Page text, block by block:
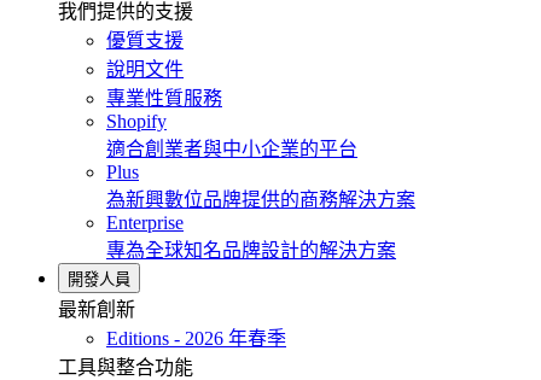
我們提供的支援
優質支援
說明文件
專業性質服務
Shopify
適合創業者與中小企業的平台
Plus
為新興數位品牌提供的商務解決方案
Enterprise
專為全球知名品牌設計的解決方案
開發人員
最新創新
Editions - 2026 年春季
工具與整合功能